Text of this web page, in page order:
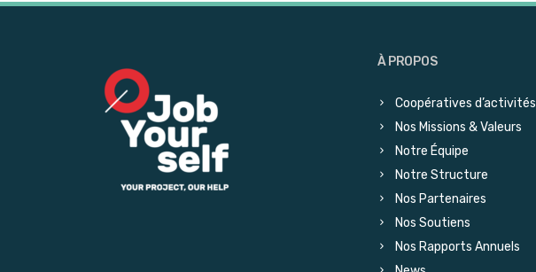
À PROPOS
Coopératives d’activités
Nos Missions & Valeurs
Notre Équipe
Notre Structure
Nos Partenaires
Nos Soutiens
Nos Rapports Annuels